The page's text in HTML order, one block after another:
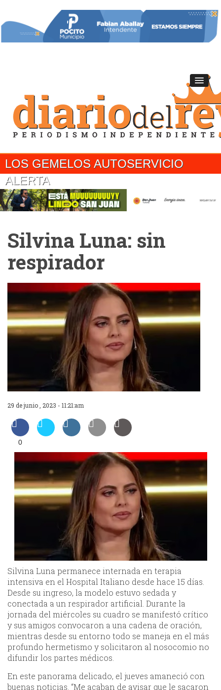
LOS GEMELOS AUTOSERVICIO
ALERTA
Silvina Luna: sin
respirador
29 de junio , 2023 - 11:21:am
0
Silvina Luna permanece internada en terapia
intensiva en el Hospital Italiano desde hace 15 días.
Desde su ingreso, la modelo estuvo sedada y
conectada a un respirador artificial. Durante la
jornada del miércoles su cuadro se manifestó crítico
y sus amigos convocaron a una cadena de oración,
mientras desde su entorno todo se maneja en el más
profundo hermetismo y solicitaron al nosocomio no
difundir los partes médicos.
En este panorama delicado, el jueves amaneció con
buenas noticias. “Me acaban de avisar que le sacaron